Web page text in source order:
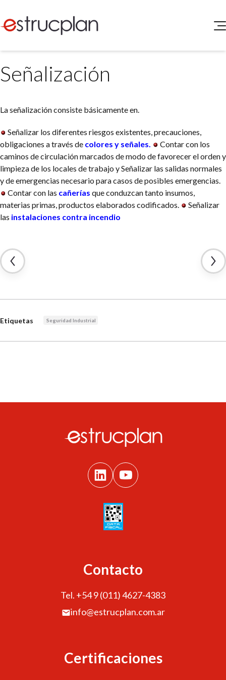
SERVICIOS
Medio Ambiente
Buscador de Legislación
Matriz Premium
Matriz Profesional
ELEG
Señalización
La señalización consiste básicamente en.
Señalizar los diferentes riesgos existentes, precauciones,
obligaciones a través de colores y señales.
Contar con los
caminos de circulación marcados de modo de favorecer el orden y
limpieza de los locales de trabajo y Señalizar las salidas normales
y de emergencias necesario para casos de posibles emergencias.
Contar con las cañerías que conduzcan tanto insumos,
materias primas, productos elaborados codificados.
Señalizar
las instalaciones contra incendio
Etiquetas Seguridad Industrial
Contacto
Tel. +54 9 (011) 4627-4383
info@estrucplan.com.ar
Certificaciones